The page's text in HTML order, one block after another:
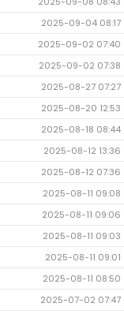
2025-09-04 08:17
2025-09-02 07:40
2025-09-02 07:38
2025-08-27 07:27
2025-08-20 12:53
2025-08-18 08:44
2025-08-12 13:36
2025-08-12 07:36
2025-08-11 09:08
2025-08-11 09:06
2025-08-11 09:03
2025-08-11 09:01
2025-08-11 08:50
2025-07-02 07:47